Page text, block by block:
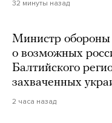
32 минуты назад
Министр
о возможных
Балтийского
захваченных
2 часа назад